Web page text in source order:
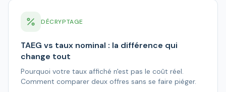
DÉCRYPTAGE
TAEG vs taux nominal : la différence qui
change tout
Pourquoi votre taux affiché n'est pas le coût réel.
Comment comparer deux offres sans se faire piéger.